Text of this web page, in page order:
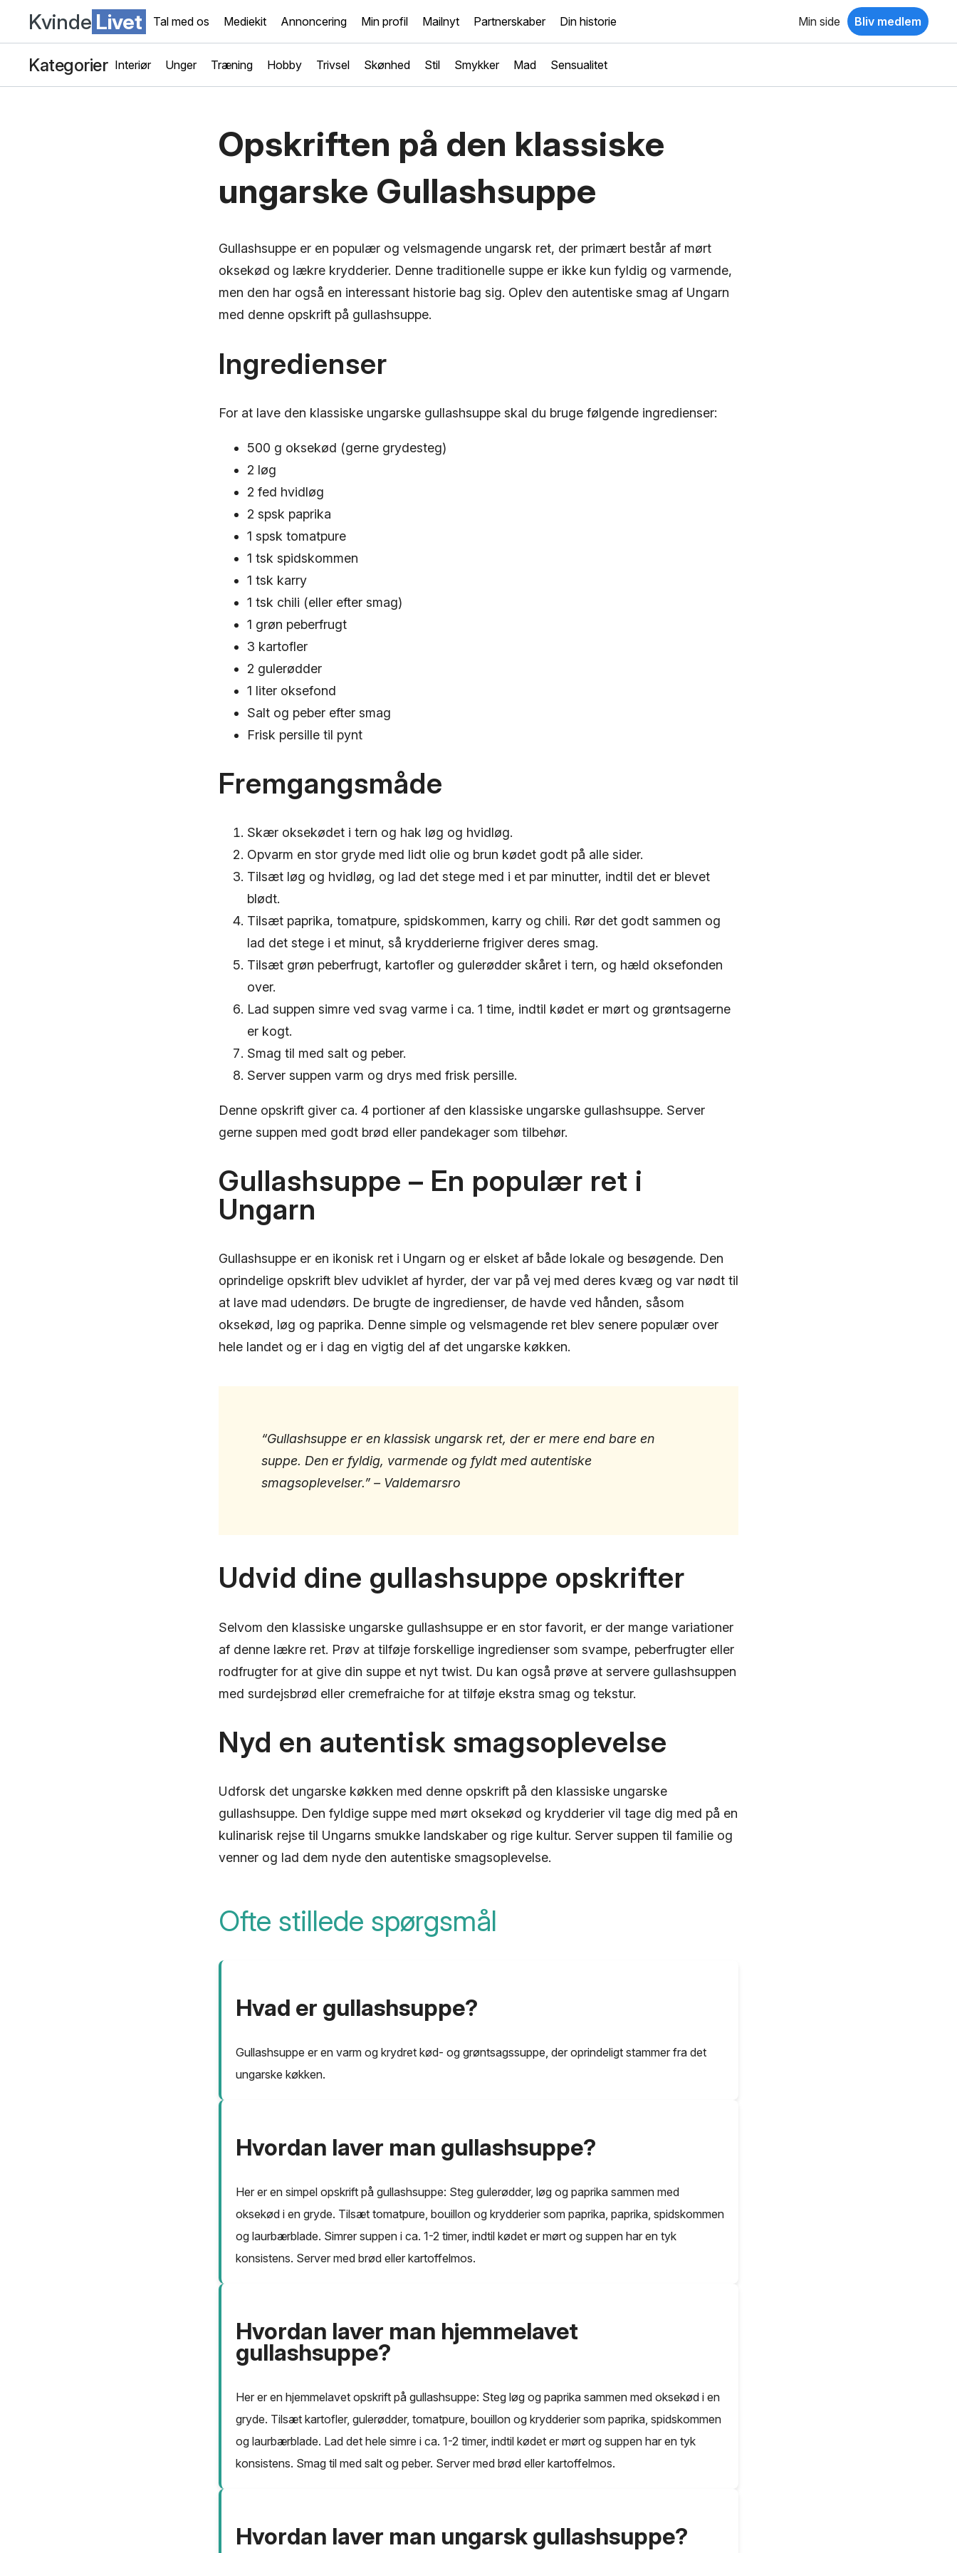
Kvinde Livet Tal med os Mediekit Annoncering Min profil Mailnyt Partnerskaber Din historie Min side Bliv medlem
Kategorier Interiør Unger Træning Hobby Trivsel Skønhed Stil Smykker Mad Sensualitet
Opskriften på den klassiske
ungarske Gullashsuppe
Gullashsuppe er en populær og velsmagende ungarsk ret, der primært består af mørt
oksekød og lækre krydderier. Denne traditionelle suppe er ikke kun fyldig og varmende,
men den har også en interessant historie bag sig. Oplev den autentiske smag af Ungarn
med denne opskrift på gullashsuppe.
Ingredienser
For at lave den klassiske ungarske gullashsuppe skal du bruge følgende ingredienser:
500 g oksekød (gerne grydesteg)
2 løg
2 fed hvidløg
2 spsk paprika
1 spsk tomatpure
1 tsk spidskommen
1 tsk karry
1 tsk chili (eller efter smag)
1 grøn peberfrugt
3 kartofler
2 gulerødder
1 liter oksefond
Salt og peber efter smag
Frisk persille til pynt
Fremgangsmåde
Skær oksekødet i tern og hak løg og hvidløg.
Opvarm en stor gryde med lidt olie og brun kødet godt på alle sider.
Tilsæt løg og hvidløg, og lad det stege med i et par minutter, indtil det er blevet
blødt.
Tilsæt paprika, tomatpure, spidskommen, karry og chili. Rør det godt sammen og
lad det stege i et minut, så krydderierne frigiver deres smag.
Tilsæt grøn peberfrugt, kartofler og gulerødder skåret i tern, og hæld oksefonden
over.
Lad suppen simre ved svag varme i ca. 1 time, indtil kødet er mørt og grøntsagerne
er kogt.
Smag til med salt og peber.
Server suppen varm og drys med frisk persille.
Denne opskrift giver ca. 4 portioner af den klassiske ungarske gullashsuppe. Server
gerne suppen med godt brød eller pandekager som tilbehør.
Gullashsuppe – En populær ret i
Ungarn
Gullashsuppe er en ikonisk ret i Ungarn og er elsket af både lokale og besøgende. Den
oprindelige opskrift blev udviklet af hyrder, der var på vej med deres kvæg og var nødt til
at lave mad udendørs. De brugte de ingredienser, de havde ved hånden, såsom
oksekød, løg og paprika. Denne simple og velsmagende ret blev senere populær over
hele landet og er i dag en vigtig del af det ungarske køkken.
“Gullashsuppe er en klassisk ungarsk ret, der er mere end bare en
suppe. Den er fyldig, varmende og fyldt med autentiske
smagsoplevelser.” – Valdemarsro
Udvid dine gullashsuppe opskrifter
Selvom den klassiske ungarske gullashsuppe er en stor favorit, er der mange variationer
af denne lækre ret. Prøv at tilføje forskellige ingredienser som svampe, peberfrugter eller
rodfrugter for at give din suppe et nyt twist. Du kan også prøve at servere gullashsuppen
med surdejsbrød eller cremefraiche for at tilføje ekstra smag og tekstur.
Nyd en autentisk smagsoplevelse
Udforsk det ungarske køkken med denne opskrift på den klassiske ungarske
gullashsuppe. Den fyldige suppe med mørt oksekød og krydderier vil tage dig med på en
kulinarisk rejse til Ungarns smukke landskaber og rige kultur. Server suppen til familie og
venner og lad dem nyde den autentiske smagsoplevelse.
Ofte stillede spørgsmål
Hvad er gullashsuppe?
Gullashsuppe er en varm og krydret kød- og grøntsagssuppe, der oprindeligt stammer fra det
ungarske køkken.
Hvordan laver man gullashsuppe?
Her er en simpel opskrift på gullashsuppe: Steg gulerødder, løg og paprika sammen med
oksekød i en gryde. Tilsæt tomatpure, bouillon og krydderier som paprika, paprika, spidskommen
og laurbærblade. Simrer suppen i ca. 1-2 timer, indtil kødet er mørt og suppen har en tyk
konsistens. Server med brød eller kartoffelmos.
Hvordan laver man hjemmelavet
gullashsuppe?
Her er en hjemmelavet opskrift på gullashsuppe: Steg løg og paprika sammen med oksekød i en
gryde. Tilsæt kartofler, gulerødder, tomatpure, bouillon og krydderier som paprika, spidskommen
og laurbærblade. Lad det hele simre i ca. 1-2 timer, indtil kødet er mørt og suppen har en tyk
konsistens. Smag til med salt og peber. Server med brød eller kartoffelmos.
Hvordan laver man ungarsk gullashsuppe?